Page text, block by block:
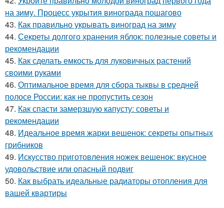
на зиму. Процесс укрытия винограда пошагово
43. Как правильно укрывать виноград на зиму
44. Секреты долгого хранения яблок: полезные советы и
рекомендации
45. Как сделать емкость для луковичных растений
своими руками
46. Оптимальное время для сбора тыквы в средней
полосе России: как не пропустить сезон
47. Как спасти замерзшую капусту: советы и
рекомендации
48. Идеальное время жарки вешенок: секреты опытных
грибников
49. Искусство приготовления ножек вешенок: вкусное
удовольствие или опасный подвиг
50. Как выбрать идеальные радиаторы отопления для
вашей квартиры